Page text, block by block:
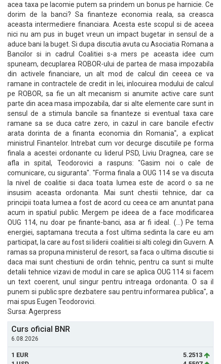
acea taxa pe lacomie putem sa prindem un bonus pe harnicie. Ce
dorim de la banci? Sa finanteze economia reala, sa creasca
aceasta intermediere financiara. Acesta este scopul si de aceea
nici nu am pus in buget vreun un impact bugetar in sensul de a
aduce bani la buget. Si dupa discutia avuta cu Asociatia Romana a
Bancilor si in cadrul Coalitiei s-a mers pe aceasta idee cum
spuneam, decuplarea ROBOR-ului de partea de masa impozabila
din activele financiare, un alt mod de calcul din ceeea ce va
ramane in contractele de credit in lei, inlocuirea modului de calcul
pe ROBOR, sa fie un alt mecanism si anumite active care sunt
parte din acea masa impozabila, dar si alte elemente care sunt in
sensul de a stimula bancile sa finanteze si eventual taxa care
ramane sa se duca catre zero, in cazul in care bancile efectiv
arata dorinta de a finanta economia din Romania", a explicat
ministrul Finantelor. Intrebat cum vor decurge discutiile pe forma
finala a acestei ordonante cu liderul PSD, Liviu Dragnea, care se
afla in spital, Teodorovici a raspuns: "Gasim noi o cale de
comunicare, cu siguranta". "Forma finala a OUG 114 se va discuta
la nivel de coalitie si daca toata lumea este de acord o sa ne
insusim aceasta ordonanta. Mai sunt chestii tehnice, dar ca
principii toata lumea a fost de acord cu ceea ce am anuntat pana
acum in spatiul public. Mergem pe ideea de a face modificarea
OUG 114, nu doar pe finante-banci, asa ar fi ideal. (...) Pe tema
energiei, saptamana trecuta a fost ultima sedinta la care eu am
participat, la care au fost si liderii coalitiei si alti colegi din Guvern. A
ramas sa propuna ministerul de resort, sa faca o ultima discutie si
daca mai sunt chestiuni de ordin tehnic, pentru ca sunt si multe
detalii tehnice vizavi de modul in care se aplica OUG 114 si facem
un text coerent, unul singur pentru intreaga ordonanta. O sa il
punem si public spre dezbatere sau pentru informarea publica", a
mai spus Eugen Teodorovici.
Sursa: Agerpress
Curs oficial BNR
6.08.2026
1 EUR
5.2513